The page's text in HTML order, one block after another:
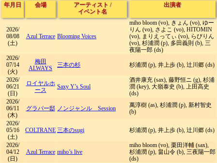
年月日 会場 アーティスト /
イベント名
出演者
2026/
08/08
(土)
Azul Terrace Blooming Voices
miho bloom (vo), きょん (vo), ゆー
りん (vo), さよこ (vo), HITOMIN
(vo), まりえってぃ (vo), らびりん
(vo), 杉浦潤 (p), 多田義則 (b), 三
夜陽一郎 (ds)
2026/
07/14
(火)
梅田
ALWAYS
三本の杉 杉浦潤 (p), 井上歩 (b), 辻川郷 (ds)
2026/
06/21
(日)
ロイヤルホ
ース
Saxy Y’s Soul
酒井康充 (sax), 藤野恒ニ (g), 杉浦
潤 (key), 大嶺泰史 (b), 上田高史
(ds)
2026/
06/11
(木)
グラバー邸 ノンジャンル Session
萬淳樹 (as), 杉浦潤 (p), 新村智史
(b)
2026/
05/16
(土)
COLTRANE 三本のsugi 杉浦潤 (p), 井上歩 (b), 辻川郷 (ds)
2026/
04/12
(日)
Azul Terrace miho’s live
miho bloom (vo), 栗田洋輔 (sax),
杉浦潤 (p), ​畠山令 (b), 三夜陽一郎
(ds)